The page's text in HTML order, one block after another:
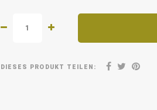
DIESES PRODUKT TEILEN: